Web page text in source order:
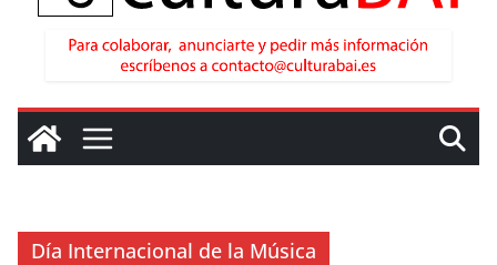
Día Internacional de la Música